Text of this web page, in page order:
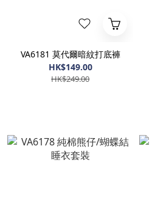
VA6181 莫代爾暗紋打底褲
HK$149.00
HK$249.00